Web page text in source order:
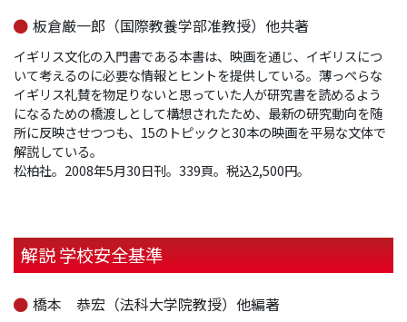
板倉厳一郎（国際教養学部准教授）他共著
イギリス文化の入門書である本書は、映画を通じ、イギリスにつ
いて考えるのに必要な情報とヒントを提供している。薄っぺらな
イギリス礼賛を物足りないと思っていた人が研究書を読めるよう
になるための橋渡しとして構想されたため、最新の研究動向を随
所に反映させつつも、15のトピックと30本の映画を平易な文体で
解説している。
松柏社。2008年5月30日刊。339頁。税込2,500円。
解説 学校安全基準
橋本 恭宏（法科大学院教授）他編著